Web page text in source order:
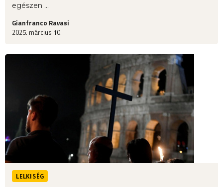
egészen ...
Gianfranco Ravasi
2025. március 10.
LELKISÉG